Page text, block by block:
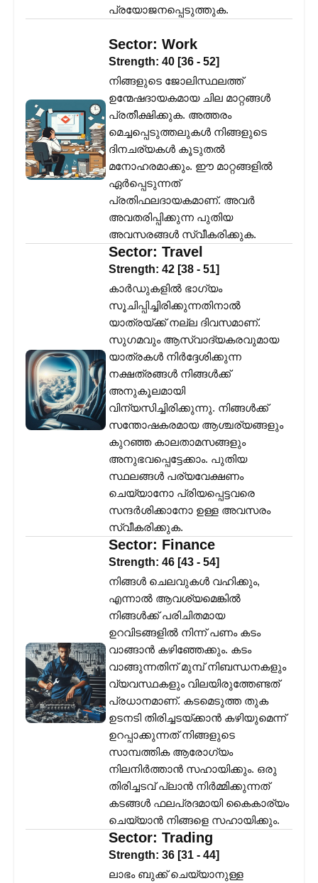
പ്രയോജനപ്പെടുത്തുക.
Sector: Work
Strength: 40 [36 - 52]
നിങ്ങളുടെ ജോലിസ്ഥലത്ത്
ഉന്മേഷദായകമായ ചില മാറ്റങ്ങൾ
പ്രതീക്ഷിക്കുക. അത്തരം
മെച്ചപ്പെടുത്തലുകൾ നിങ്ങളുടെ
ദിനചര്യകൾ കൂടുതൽ
മനോഹരമാക്കും. ഈ മാറ്റങ്ങളിൽ
ഏർപ്പെടുന്നത്
പ്രതിഫലദായകമാണ്. അവർ
അവതരിപ്പിക്കുന്ന പുതിയ
അവസരങ്ങൾ സ്വീകരിക്കുക.
Sector: Travel
Strength: 42 [38 - 51]
കാർഡുകളിൽ ഭാഗ്യം
സൂചിപ്പിച്ചിരിക്കുന്നതിനാൽ
യാത്രയ്ക്ക് നല്ല ദിവസമാണ്.
സുഗമവും ആസ്വാദ്യകരവുമായ
യാത്രകൾ നിർദ്ദേശിക്കുന്ന
നക്ഷത്രങ്ങൾ നിങ്ങൾക്ക്
അനുകൂലമായി
വിന്യസിച്ചിരിക്കുന്നു. നിങ്ങൾക്ക്
സന്തോഷകരമായ ആശ്ചര്യങ്ങളും
കുറഞ്ഞ കാലതാമസങ്ങളും
അനുഭവപ്പെട്ടേക്കാം. പുതിയ
സ്ഥലങ്ങൾ പര്യവേക്ഷണം
ചെയ്യാനോ പ്രിയപ്പെട്ടവരെ
സന്ദർശിക്കാനോ ഉള്ള അവസരം
സ്വീകരിക്കുക.
Sector: Finance
Strength: 46 [43 - 54]
നിങ്ങൾ ചെലവുകൾ വഹിക്കും,
എന്നാൽ ആവശ്യമെങ്കിൽ
നിങ്ങൾക്ക് പരിചിതമായ
ഉറവിടങ്ങളിൽ നിന്ന് പണം കടം
വാങ്ങാൻ കഴിഞ്ഞേക്കും. കടം
വാങ്ങുന്നതിന് മുമ്പ് നിബന്ധനകളും
വ്യവസ്ഥകളും വിലയിരുത്തേണ്ടത്
പ്രധാനമാണ്. കടമെടുത്ത തുക
ഉടനടി തിരിച്ചടയ്ക്കാൻ കഴിയുമെന്ന്
ഉറപ്പാക്കുന്നത് നിങ്ങളുടെ
സാമ്പത്തിക ആരോഗ്യം
നിലനിർത്താൻ സഹായിക്കും. ഒരു
തിരിച്ചടവ് പ്ലാൻ നിർമ്മിക്കുന്നത്
കടങ്ങൾ ഫലപ്രദമായി കൈകാര്യം
ചെയ്യാൻ നിങ്ങളെ സഹായിക്കും.
Sector: Trading
Strength: 36 [31 - 44]
ലാഭം ബുക്ക് ചെയ്യാനുള്ള